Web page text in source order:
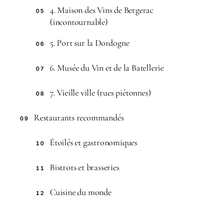
05
4. Maison des Vins de Bergerac
(incontournable)
06 5. Port sur la Dordogne
07 6. Musée du Vin et de la Batellerie
08 7. Vieille ville (rues piétonnes)
09 Restaurants recommandés
10 Étoilés et gastronomiques
11 Bistrots et brasseries
12 Cuisine du monde